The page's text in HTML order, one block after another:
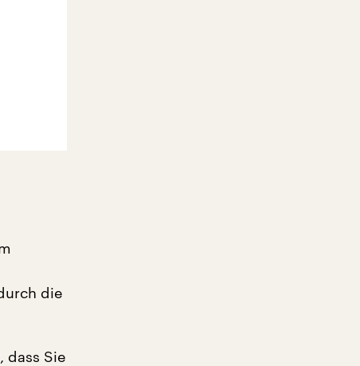
die
dass Sie